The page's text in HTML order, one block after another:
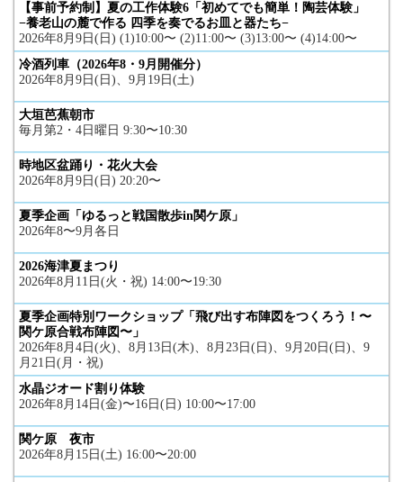
【事前予約制】夏の工作体験6「初めてでも簡単！陶芸体験」
−養老山の麓で作る 四季を奏でるお皿と器たち−
2026年8月9日(日) (1)10:00〜 (2)11:00〜 (3)13:00〜 (4)14:00〜
冷酒列車（2026年8・9月開催分）
2026年8月9日(日)、9月19日(土)
大垣芭蕉朝市
毎月第2・4日曜日 9:30〜10:30
時地区盆踊り・花火大会
2026年8月9日(日) 20:20〜
夏季企画「ゆるっと戦国散歩in関ケ原」
2026年8〜9月各日
2026海津夏まつり
2026年8月11日(火・祝) 14:00〜19:30
夏季企画特別ワークショップ「飛び出す布陣図をつくろう！〜
関ケ原合戦布陣図〜」
2026年8月4日(火)、8月13日(木)、8月23日(日)、9月20日(日)、9
月21日(月・祝)
水晶ジオード割り体験
2026年8月14日(金)〜16日(日) 10:00〜17:00
関ケ原 夜市
2026年8月15日(土) 16:00〜20:00